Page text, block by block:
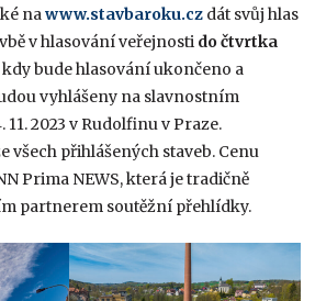
nawww.stavbaroku.cz dát svůj hlas
v hlasování veřejnosti do čtvrtka
kdy bude hlasování ukončeno a
vyhlášeny na slavnostním
11. 2023 v Rudolfinu v Praze.
všech přihlášených staveb. Cenu
Prima NEWS, která je tradičně
partnerem soutěžní přehlídky.